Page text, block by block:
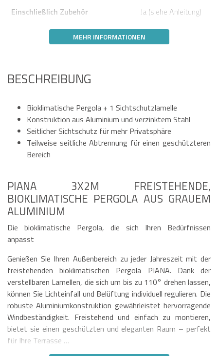
Einschließlich Zubehör
Ja (siehe Anleitung)
MEHR INFORMATIONEN
BESCHREIBUNG
Bioklimatische Pergola + 1 Sichtschutzlamelle
Konstruktion aus Aluminium und verzinktem Stahl
Seitlicher Sichtschutz für mehr Privatsphäre
Teilweise seitliche Abtrennung für einen geschützteren
Bereich
PIANA 3X2M FREISTEHENDE,
BIOKLIMATISCHE PERGOLA AUS GRAUEM
ALUMINIUM
Die bioklimatische Pergola, die sich Ihren Bedürfnissen
anpasst
Genießen Sie Ihren Außenbereich zu jeder Jahreszeit mit der
freistehenden bioklimatischen Pergola PIANA. Dank der
verstellbaren Lamellen, die sich um bis zu 110° drehen lassen,
können Sie Lichteinfall und Belüftung individuell regulieren. Die
robuste Aluminiumkonstruktion gewährleistet hervorragende
Windbeständigkeit. Freistehend und einfach zu montieren,
bietet sie einen geschützten und eleganten Raum – perfekt
für Ihre Terrasse …